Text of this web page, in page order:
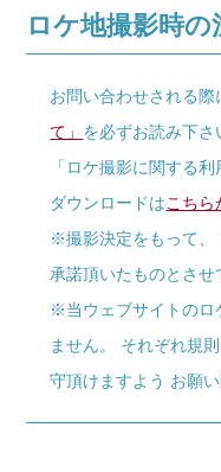
ロケ地撮影時の
お問い合わせされる際
て」 を必ずお読み下さ
「ロケ撮影に関する
ダウンロードはこちら
※撮影決定をもって、
承諾頂いたものとさせ
※当ウェブサイトのロ
ません。 それぞれ規
守頂けますよう お願い